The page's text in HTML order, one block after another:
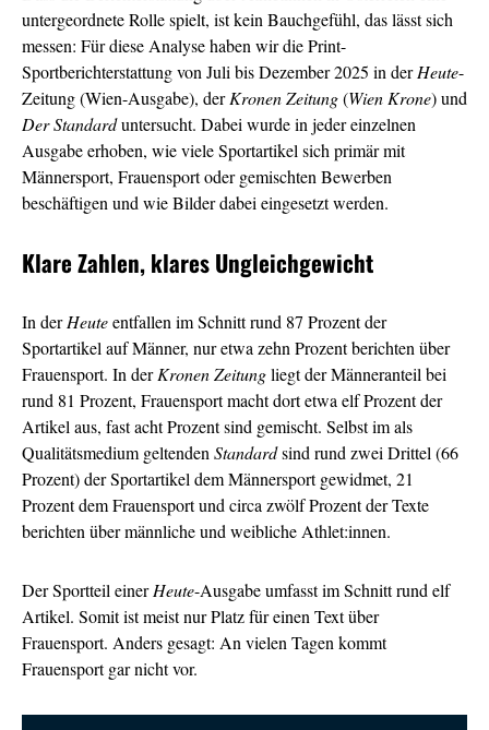
untergeordnete Rolle spielt, ist kein Bauchgefühl, das lässt sich
messen: Für diese Analyse haben wir die Print-
Sportberichterstattung von Juli bis Dezember 2025 in derHeute-
Zeitung (Wien-Ausgabe), derKronen Zeitung(Wien Krone) und
Der Standarduntersucht. Dabei wurde in jeder einzelnen
Ausgabe erhoben, wie viele Sportartikel sich primär mit
Männersport, Frauensport oder gemischten Bewerben
beschäftigen undwie Bilder dabei eingesetzt werden.
Klare Zahlen, klares Ungleichgewicht
In derHeuteentfallen im Schnitt rund 87 Prozent der
Sportartikel auf Männer, nur etwa zehn Prozent berichten über
Frauensport. In derKronen Zeitungliegt der Männeranteil bei
rund 81 Prozent, Frauensport macht dort etwa elf Prozent der
Artikel aus, fast acht Prozent sind gemischt. Selbst im als
Qualitätsmedium geltendenStandardsind rund zwei Drittel (66
Prozent) der Sportartikel dem Männersport gewidmet, 21
Prozent dem Frauensport und circa zwölf Prozent der Texte
berichten über männliche und weibliche Athlet:innen.
Der Sportteil einerHeute-Ausgabe umfasst im Schnitt rund elf
Artikel. Somit ist meist nur Platz für einen Text über
Frauensport. Anders gesagt: An vielen Tagen kommt
Frauensport gar nicht vor.